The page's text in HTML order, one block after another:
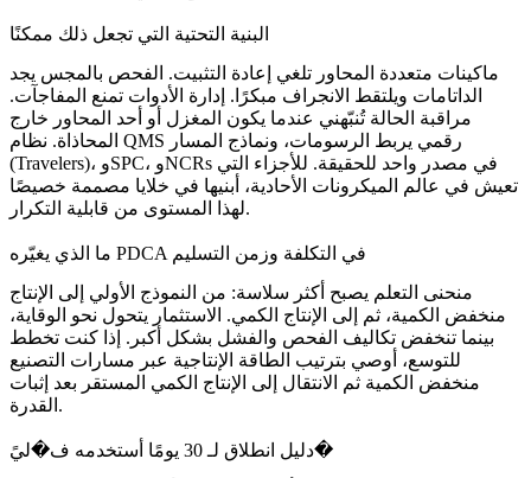
البنية التحتية التي تجعل ذلك ممكنًا
ماكينات متعددة المحاور تلغي إعادة التثبيت. الفحص بالمجس يجد
الداتامات ويلتقط الانجراف مبكرًا. إدارة الأدوات تمنع المفاجآت.
مراقبة الحالة تُنبّهني عندما يكون المغزل أو أحد المحاور خارج
المحاذاة. نظام QMS رقمي يربط الرسومات، ونماذج المسار
(Travelers)، وSPC، وNCRs في مصدر واحد للحقيقة. للأجزاء التي
تعيش في عالم الميكرونات الأحادية، أبنيها في خلايا مصممة خصيصًا
لهذا المستوى من قابلية التكرار.
ما الذي يغيّره PDCA في التكلفة وزمن التسليم
منحنى التعلم يصبح أكثر سلاسة: من النموذج الأولي إلى الإنتاج
منخفض الكمية، ثم إلى الإنتاج الكمي. الاستثمار يتحول نحو الوقاية،
بينما تنخفض تكاليف الفحص والفشل بشكل أكبر. إذا كنت تخطط
للتوسع، أوصي بترتيب الطاقة الإنتاجية عبر مسارات التصنيع
منخفض الكمية ثم الانتقال إلى الإنتاج الكمي المستقر بعد إثبات
القدرة.
دليل انطلاق لـ 30 يومًا أستخدمه ف�ليً�